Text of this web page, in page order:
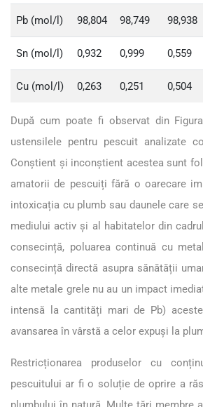
Pb (mol/l) 98,804 98,749 98,938
Sn (mol/l) 0,932 0,999 0,559
Cu (mol/l) 0,263 0,251 0,504
După cum poate fi observat din
ustensilele pentru pescuit analizate
Conștient și inconștient acestea sunt
amatorii de pescuiți fără o oarecare
intoxicația cu plumb sau daunele care
mediului activ și al habitatelor din
consecință, poluarea continuă cu
consecință directă asupra sănătății
alte metale grele nu au un impact
intensă la cantități mari de Pb)
avansarea în vârstă a celor expuși la
Restricționarea produselor cu
pescuitului ar fi o soluție de oprire a